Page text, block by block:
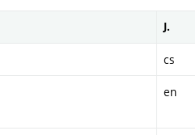
J.
cs
en